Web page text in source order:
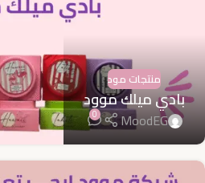
منتجات مود
بادي ميلك موود
MoodEG
0